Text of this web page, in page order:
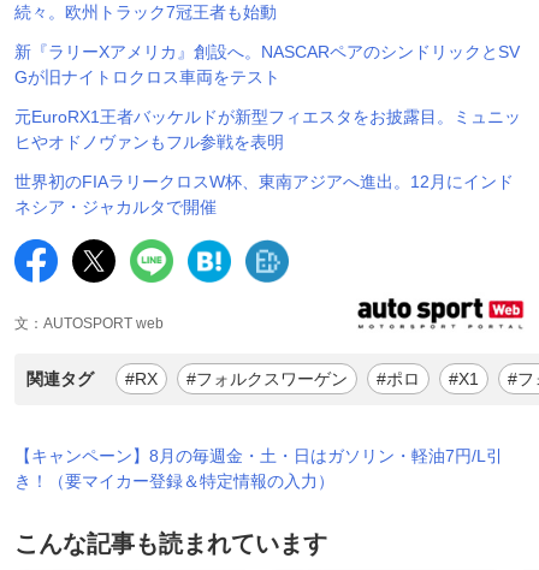
続々。欧州トラック7冠王者も始動
新『ラリーXアメリカ』創設へ。NASCARペアのシンドリックとSV
Gが旧ナイトロクロス車両をテスト
元EuroRX1王者バッケルドが新型フィエスタをお披露目。ミュニッ
ヒやオドノヴァンもフル参戦を表明
世界初のFIAラリークロスW杯、東南アジアへ進出。12月にインド
ネシア・ジャカルタで開催
文：AUTOSPORT web
関連タグ #RX #フォルクスワーゲン #ポロ #X1 #フ
【キャンペーン】8月の毎週金・土・日はガソリン・軽油7円/L引
き！（要マイカー登録＆特定情報の入力）
こんな記事も読まれています